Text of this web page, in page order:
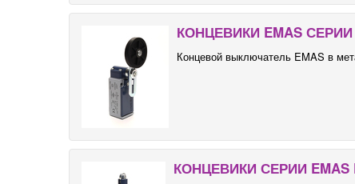
КОНЦЕВИКИ EMAS СЕРИИ
Концевой выключатель EMAS в
КОНЦЕВИКИ СЕРИИ EMAS